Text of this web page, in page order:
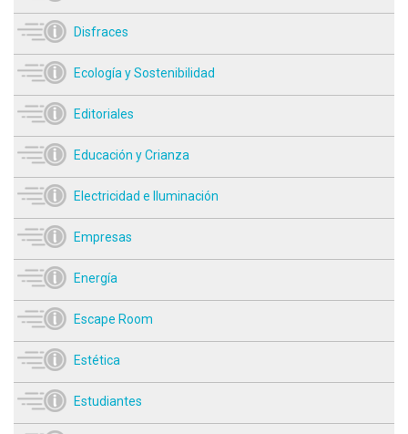
Disfraces
Ecología y Sostenibilidad
Editoriales
Educación y Crianza
Electricidad e Iluminación
Empresas
Energía
Escape Room
Estética
Estudiantes